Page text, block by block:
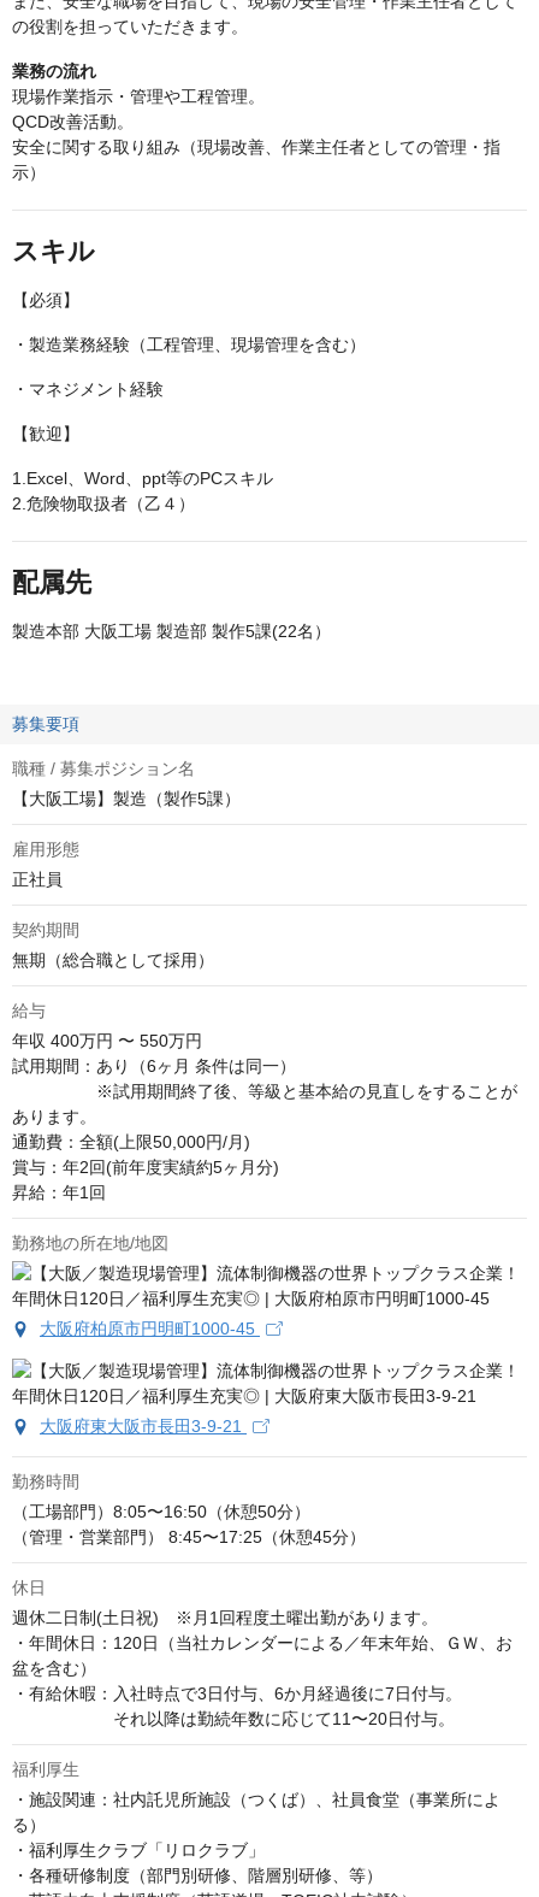
の役割を担っていただきます。
業務の流れ
現場作業指示・管理や工程管理。
QCD改善活動。
安全に関する取り組み（現場改善、作業主任者としての管理・指
示）
スキル
【必須】
・製造業務経験（工程管理、現場管理を含む）
・マネジメント経験
【歓迎】
1.Excel、Word、ppt等のPCスキル
2.危険物取扱者（乙４）
配属先
製造本部 大阪工場 製造部 製作5課(22名）
募集要項
職種 / 募集ポジション名
【大阪工場】製造（製作5課）
雇用形態
正社員
契約期間
無期（総合職として採用）
給与
年収 400万円 〜 550万円
試用期間：あり（6ヶ月 条件は同一）
※試用期間終了後、等級と基本給の見直しをすることが
あります。
通勤費：全額(上限50,000円/月)
賞与：年2回(前年度実績約5ヶ月分)
昇給：年1回
勤務地の所在地/地図
大阪府柏原市円明町1000-45
大阪府東大阪市長田3-9-21
勤務時間
（工場部門）8:05〜16:50（休憩50分）
（管理・営業部門） 8:45〜17:25（休憩45分）
休日
週休二日制(土日祝)　※月1回程度土曜出勤があります。
・年間休日：120日（当社カレンダーによる／年末年始、ＧＷ、お
盆を含む）
・有給休暇：入社時点で3日付与、6か月経過後に7日付与。
それ以降は勤続年数に応じて11〜20日付与。
福利厚生
・施設関連：社内託児所施設（つくば）、社員食堂（事業所によ
る）
・福利厚生クラブ「リロクラブ」
・各種研修制度（部門別研修、階層別研修、等）